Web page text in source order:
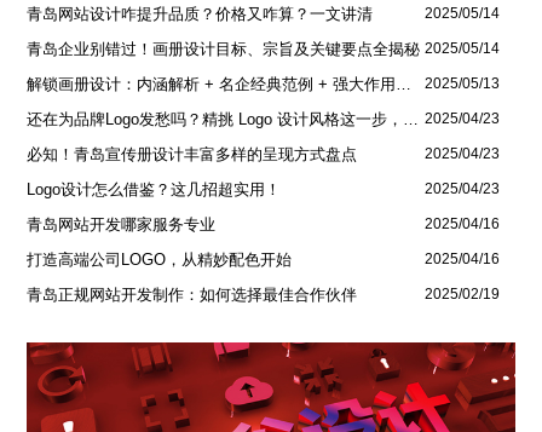
青岛网站设计咋提升品质？价格又咋算？一文讲清 2025/05/14
青岛企业别错过！画册设计目标、宗旨及关键要点全揭秘 2025/05/14
解锁画册设计：内涵解析 + 名企经典范例 + 强大作用全揭秘 2025/05/13
还在为品牌Logo发愁吗？精挑 Logo 设计风格这一步，轻松铸就独属于你的品牌魅力 2025/04/23
必知！青岛宣传册设计丰富多样的呈现方式盘点 2025/04/23
Logo设计怎么借鉴？这几招超实用！ 2025/04/23
青岛网站开发哪家服务专业 2025/04/16
打造高端公司LOGO，从精妙配色开始 2025/04/16
青岛正规网站开发制作：如何选择最佳合作伙伴 2025/02/19